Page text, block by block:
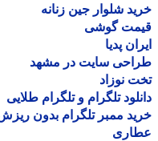
شلوار جین زنانه
گوشی
پدیا
سایت در مشهد
نوزاد
تلگرام و تلگرام طلایی
ممبر تلگرام بدون ریزش